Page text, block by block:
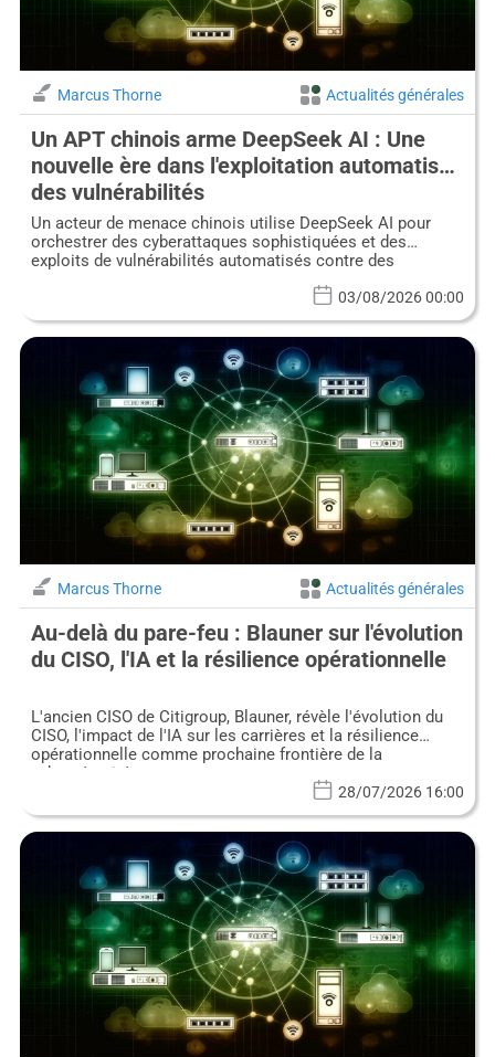
Marcus Thorne Actualités générales
Un APT chinois arme DeepSeek AI : Une
nouvelle ère dans l'exploitation automatisée
des vulnérabilités
Un acteur de menace chinois utilise DeepSeek AI pour
orchestrer des cyberattaques sophistiquées et des
exploits de vulnérabilités automatisés contre des
03/08/2026 00:00
Marcus Thorne Actualités générales
Au-delà du pare-feu : Blauner sur l'évolution
du CISO, l'IA et la résilience opérationnelle
L'ancien CISO de Citigroup, Blauner, révèle l'évolution du
CISO, l'impact de l'IA sur les carrières et la résilience
opérationnelle comme prochaine frontière de la
cybersécurité.
28/07/2026 16:00